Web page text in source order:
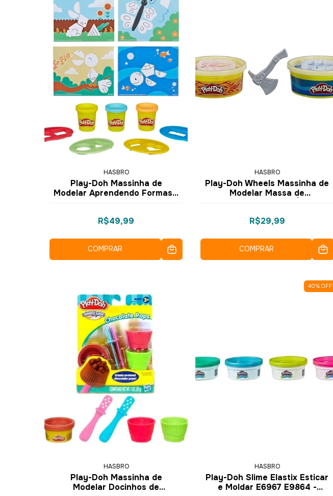
HASBRO
Play-Doh Massinha de
Modelar Aprendendo Formas -
R$49,99
COMPRAR
HASBRO
Play-Doh Wheels Massinha de
Modelar Massa de
R$29,99
COMPRAR
HASBRO
Play-Doh Massinha de
Modelar Docinhos de
40% OFF
HASBRO
Play-Doh Slime Elastix Esticar
e Moldar E6967 E9864 -